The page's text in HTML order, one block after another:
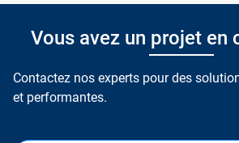
Vous avez un projet en
Contactez nos experts pour des
et performantes.